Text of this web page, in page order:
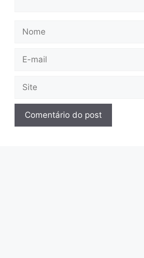
mail